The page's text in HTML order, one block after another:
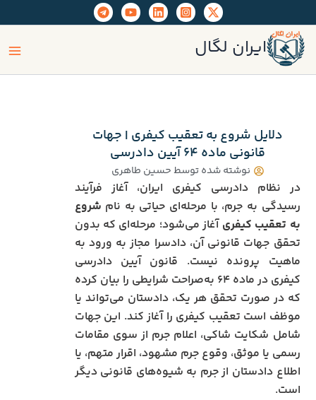
به
محتوا
ایران لگال
دلایل شروع به تعقیب کیفری | جهات
قانونی ماده ۶۴ آیین دادرسی
نوشته شده توسطحسین طاهری
در نظام دادرسی کیفری ایران، آغاز فرآیند
رسیدگی به جرم، با مرحله‌ای حیاتی به نام شروع
به تعقیب کیفری آغاز می‌شود؛ مرحله‌ای که بدون
تحقق جهات قانونی آن، دادسرا مجاز به ورود به
ماهیت پرونده نیست. قانون آیین دادرسی
کیفری در ماده ۶۴ به‌صراحت شرایطی را بیان کرده
که در صورت تحقق هر یک، دادستان می‌تواند یا
موظف است تعقیب کیفری را آغاز کند. این جهات
شامل شکایت شاکی، اعلام جرم از سوی مقامات
رسمی یا موثق، وقوع جرم مشهود، اقرار متهم، یا
اطلاع دادستان از جرم به شیوه‌های قانونی دیگر
است.